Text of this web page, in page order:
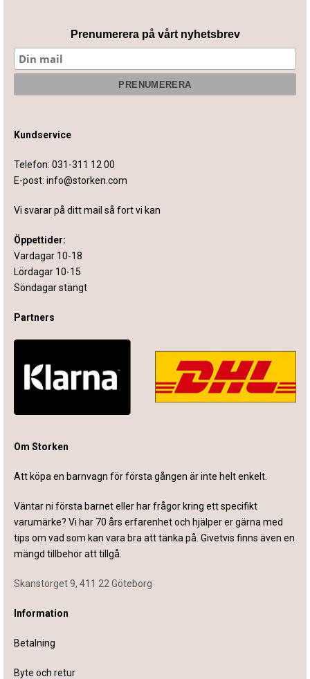
Prenumerera på vårt nyhetsbrev
Kundservice
Telefon: 031-311 12 00
E-post: info@storken.com
Vi svarar på ditt mail så fort vi kan
Öppettider:
Vardagar 10-18
Lördagar 10-15
Söndagar stängt
Partners
Om Storken
Att köpa en barnvagn för första gången är inte helt enkelt.
Väntar ni första barnet eller har frågor kring ett specifikt
varumärke? Vi har 70 års erfarenhet och hjälper er gärna med
tips om vad som kan vara bra att tänka på. Givetvis finns även en
mängd tillbehör att tillgå.
Skanstorget 9, 411 22 Göteborg
Information
Betalning
Byte och retur